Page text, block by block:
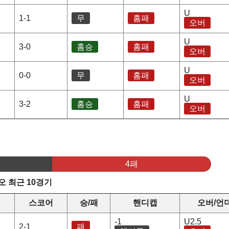
1-1 무 홈패
U
오버
3-0 홈승 홈패
U
오버
0-0 무 홈패
U
오버
3-2 홈승 홈패
U
오버
4패
최근 10경기
스코어 승/패 핸디캡 오버/언
2-1 패
-1
U2.5